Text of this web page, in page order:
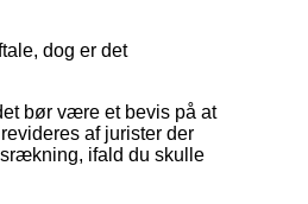
dog er det
bør være et bevis på at
af jurister der
ifald du skulle